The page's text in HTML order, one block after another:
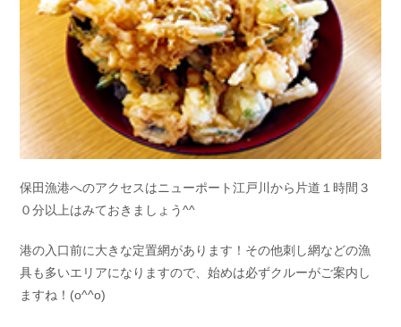
保田漁港へのアクセスはニューポート江戸川から片道１時間３
０分以上はみておきましょう^^
港の入口前に大きな定置網があります！その他刺し網などの漁
具も多いエリアになりますので、始めは必ずクルーがご案内し
ますね！(o^^o)